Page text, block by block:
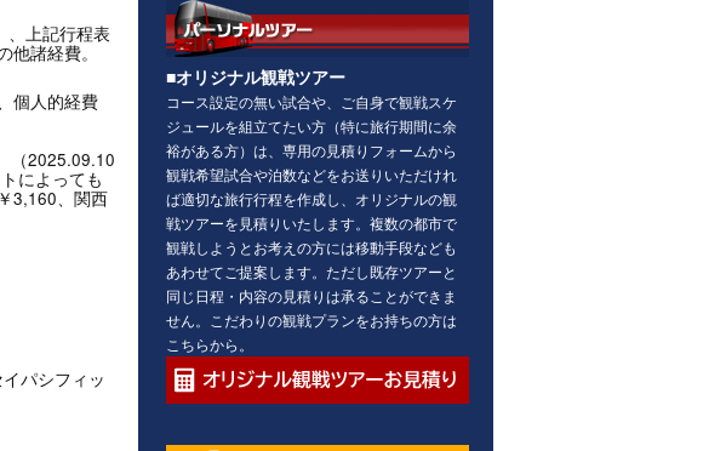
、上記行程表
諸経費。
個人的経費
（2025.09.10
によっても
3,160、関西
パシフィッ
■オリジナル観戦ツアー
コース設定の無い試合や、ご自身で観戦スケ
ジュールを組立てたい方（特に旅行期間に余
裕がある方）は、専用の見積りフォームから
観戦希望試合や泊数などをお送りいただけれ
ば適切な旅行行程を作成し、オリジナルの観
戦ツアーを見積りいたします。複数の都市で
観戦しようとお考えの方には移動手段なども
あわせてご提案します。ただし既存ツアーと
同じ日程・内容の見積りは承ることができま
せん。こだわりの観戦プランをお持ちの方は
こちらから。